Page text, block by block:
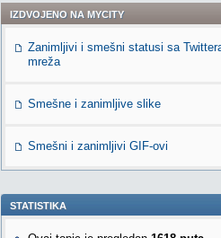
IZDVOJENO NA MYCITY
Zanimljivi i smešni statusi sa
mreža
Smešne i zanimljive slike
Smešni i zanimljivi GIF-ovi
STATISTIKA